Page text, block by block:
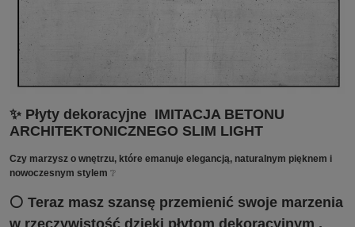
✨ Płyty dekoracyjne IMITACJA BETONU
ARCHITEKTONICZNEGO SLIM LIGHT
Czy marzysz o wnętrzu, które emanuje elegancją, naturalnym pięknem i
nowoczesnym stylem ❔
⚪ Teraz masz szansę przemienić swoje marzenia
w rzeczywistość dzięki płytom dekoracyjnym ,